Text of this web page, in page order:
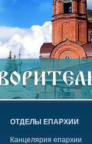
ОТДЕЛЫ ЕПАРХИИ
Канцелярия епархии